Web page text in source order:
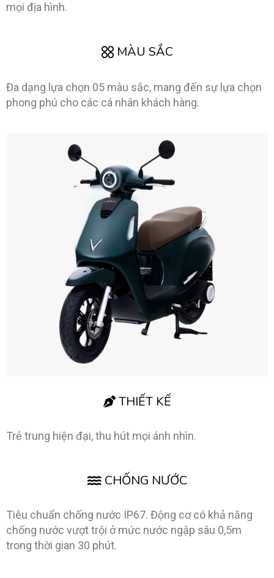
mọi địa hình.
MÀU SẮC
Đa dạng lựa chọn 05 màu sắc, mang đến sự lựa chọn
phong phú cho các cá nhân khách hàng.
THIẾT KẾ
Trẻ trung hiện đại, thu hút mọi ánh nhìn.
CHỐNG NƯỚC
Tiêu chuẩn chống nước IP67. Động cơ có khả năng
chống nước vượt trội ở mức nước ngập sâu 0,5m
trong thời gian 30 phút.